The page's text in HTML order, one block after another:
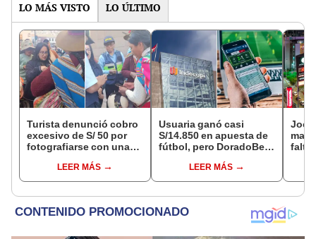
LO MÁS VISTO LO ÚLTIMO
Turista denunció cobro
excesivo de S/ 50 por
fotografiarse con una
Serenazgo recuperó el
dinero
LEER MÁS
Usuaria ganó casi
S/14.850 en apuesta de
fútbol, pero DoradoBet
Indecopi multó a la
empresa con más de S/
LEER MÁS
falta